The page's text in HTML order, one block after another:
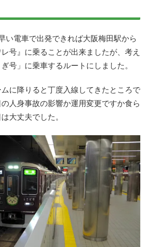
い電車で出発できれば大阪梅田駅から
号』に乗ることが出来ましたが、考え
号」に乗車するルートにしました。
に降りると丁度入線してきたところで
人身事故の影響か運用変更ですか食ら
大丈夫でした。